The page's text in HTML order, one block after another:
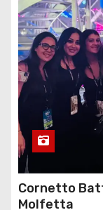
Cornetto
Molfetta